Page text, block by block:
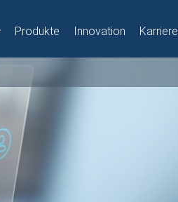
Produkte Innovation Karriere